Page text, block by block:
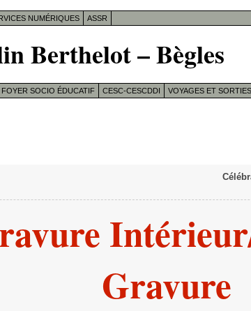
NUMÉRIQUES ASSR
Berthelot – Bègles
FOYER SOCIO ÉDUCATIF CESC-CESCDDI VOYAGES ET SORTIES
Gravure